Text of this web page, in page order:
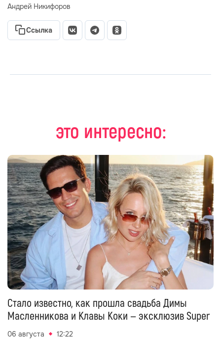
Андрей Никифоров
Ссылка
это интересно:
Стало известно, как прошла свадьба Димы
Масленникова и Клавы Коки — эксклюзив Super
06 августа 12:22